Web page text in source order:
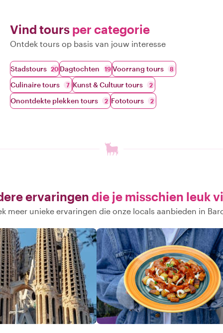
Vind tours per categorie
Ontdek tours op basis van jouw interesse
Stadstours 20 Dagtochten 19 Voorrang tours 8
Culinaire tours 7 Kunst & Cultuur tours 2
Onontdekte plekken tours 2 Fototours 2
ervaringen die je misschien leuk
meer unieke ervaringen die onze locals aanbieden in